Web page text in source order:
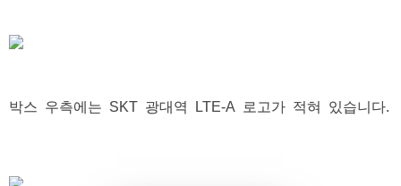
박스 우측에는 SKT 광대역 LTE-A 로고가 적혀 있습니다.